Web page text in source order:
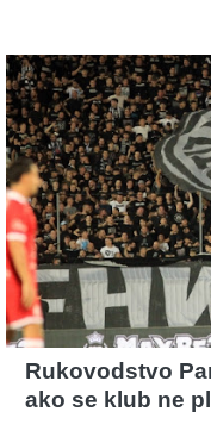
Rukovodstvo
ako se klub ne